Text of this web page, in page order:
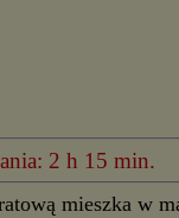
2 h 15 min.
mieszka w